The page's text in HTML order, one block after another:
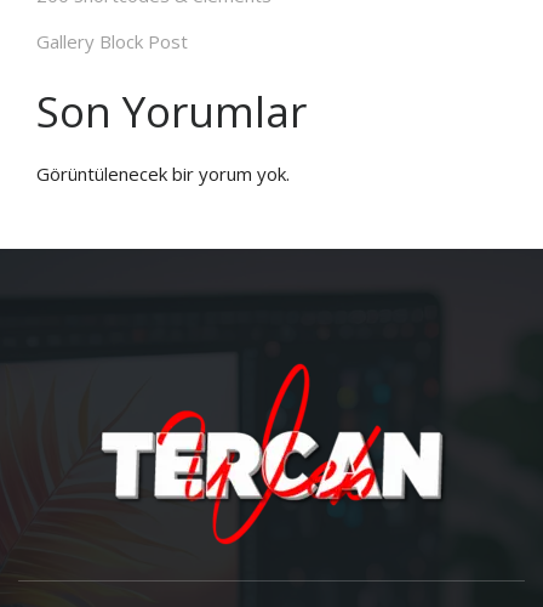
Gallery Block Post
Son Yorumlar
Görüntülenecek bir yorum yok.